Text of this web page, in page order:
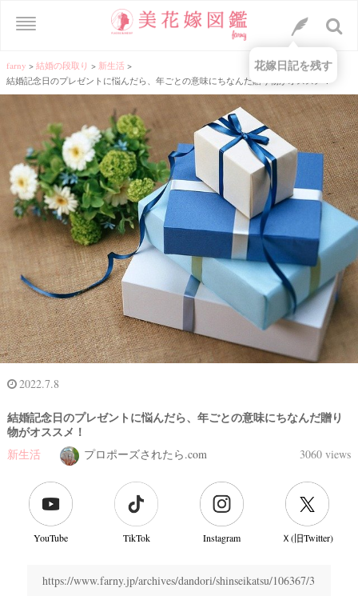
farny > 結婚の段取り > 新生活 >
結婚記念日のプレゼントに悩んだら、年ごとの意味にちなんだ贈り物がオススメ！
2022.7.8
結婚記念日のプレゼントに悩んだら、年ごとの意味にちなんだ贈り
物がオススメ！
新生活 プロポーズされたら.com 3060 views
YouTube TikTok Instagram Ｘ(旧Twitter)
https://www.farny.jp/archives/dandori/shinseikatsu/106367/3
花嫁日記を残す